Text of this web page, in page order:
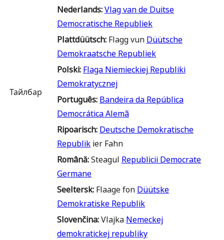
Тайлбар
Nederlands:Vlag van de Duitse
Democratische Republiek
Plattdüütsch:Flagg vunDüütsche
Demokraatsche Republiek
Polski:Flaga Niemieckiej Republiki
Demokratycznej
Português:Bandeira da República
Democrática Alemã
Ripoarisch:Deutsche Demokratische
Republikier Fahn
Română:Steagul Republicii Democrate
Germane
Seeltersk:Flaage fonDüütske
Demokratiske Republik
Slovenčina:VlajkaNemeckej
demokratickej republiky